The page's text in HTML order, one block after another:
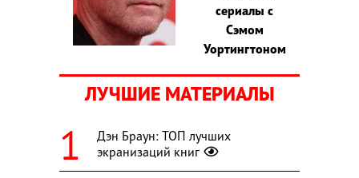
сериалы с
Сэмом
Уортингтоном
ЛУЧШИЕ МАТЕРИАЛЫ
Дэн Браун: ТОП лучших
экранизаций книг